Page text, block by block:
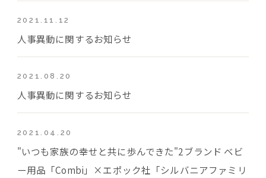
2021.11.12
人事異動に関するお知らせ
2021.08.20
人事異動に関するお知らせ
2021.04.20
"いつも家族の幸せと共に歩んできた"2ブランド ベビ
ー用品「Combi」×エポック社「シルバニアファミリ